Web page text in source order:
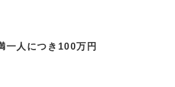
一人につき100万円